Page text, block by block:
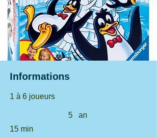
Informations
1 à 6 joueurs
5
an
15 min